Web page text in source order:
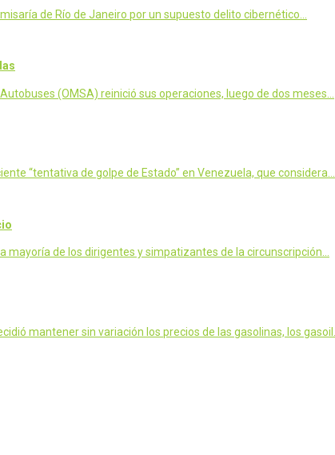
de Río de Janeiro por un supuesto delito cibernético…
(OMSA) reinició sus operaciones, luego de dos meses…
“tentativa de golpe de Estado” en Venezuela, que considera…
mayoría de los dirigentes y simpatizantes de la circunscripción…
mantener sin variación los precios de las gasolinas, los gasoil…